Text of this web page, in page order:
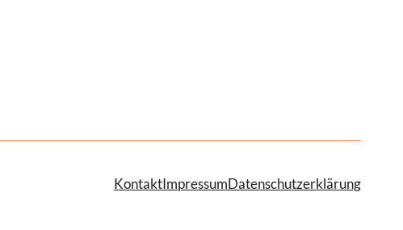
KontaktImpressumDatenschutzerklärung